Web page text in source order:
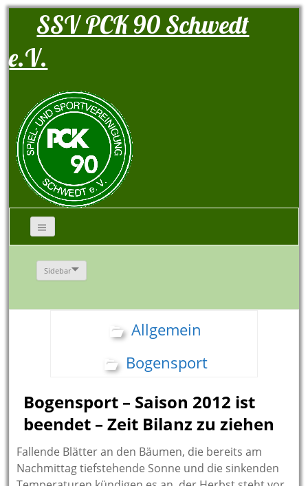
SSV PCK 90 Schwedt
e.V.
Sidebar
Allgemein
Bogensport
Bogensport – Saison 2012 ist
beendet – Zeit Bilanz zu ziehen
Fallende Blätter an den Bäumen, die bereits am
Nachmittag tiefstehende Sonne und die sinkenden